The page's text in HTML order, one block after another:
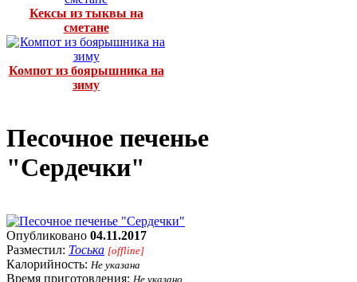
Кексы из тыквы на
сметане
Компот из боярышника на
зиму
Песочное печенье
"Сердечки"
Опубликовано 04.11.2017
Разместил: Тоська [offline]
Калорийность: Не указана
Время приготовления: Не указано